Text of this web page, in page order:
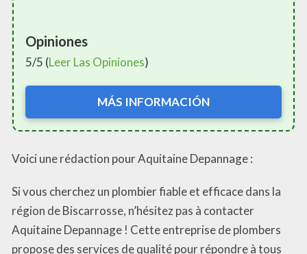
Opiniones
5/5 (Leer Las Opiniones)
MÁS INFORMACIÓN
Voici une rédaction pour Aquitaine Depannage :
Si vous cherchez un plombier fiable et efficace dans la
région de Biscarrosse, n’hésitez pas à contacter
Aquitaine Depannage ! Cette entreprise de plombers
propose des services de qualité pour répondre à tous